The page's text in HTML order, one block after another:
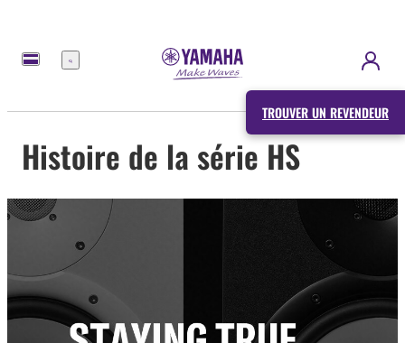
Menu
Histoire de la série HS
TROUVER UN REVENDEUR